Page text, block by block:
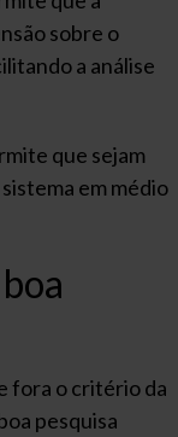
sobre o
a análise
que sejam
em médio
fora o critério da
pesquisa